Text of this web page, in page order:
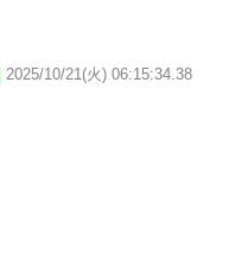
2025/10/21(火) 06:15:34.38